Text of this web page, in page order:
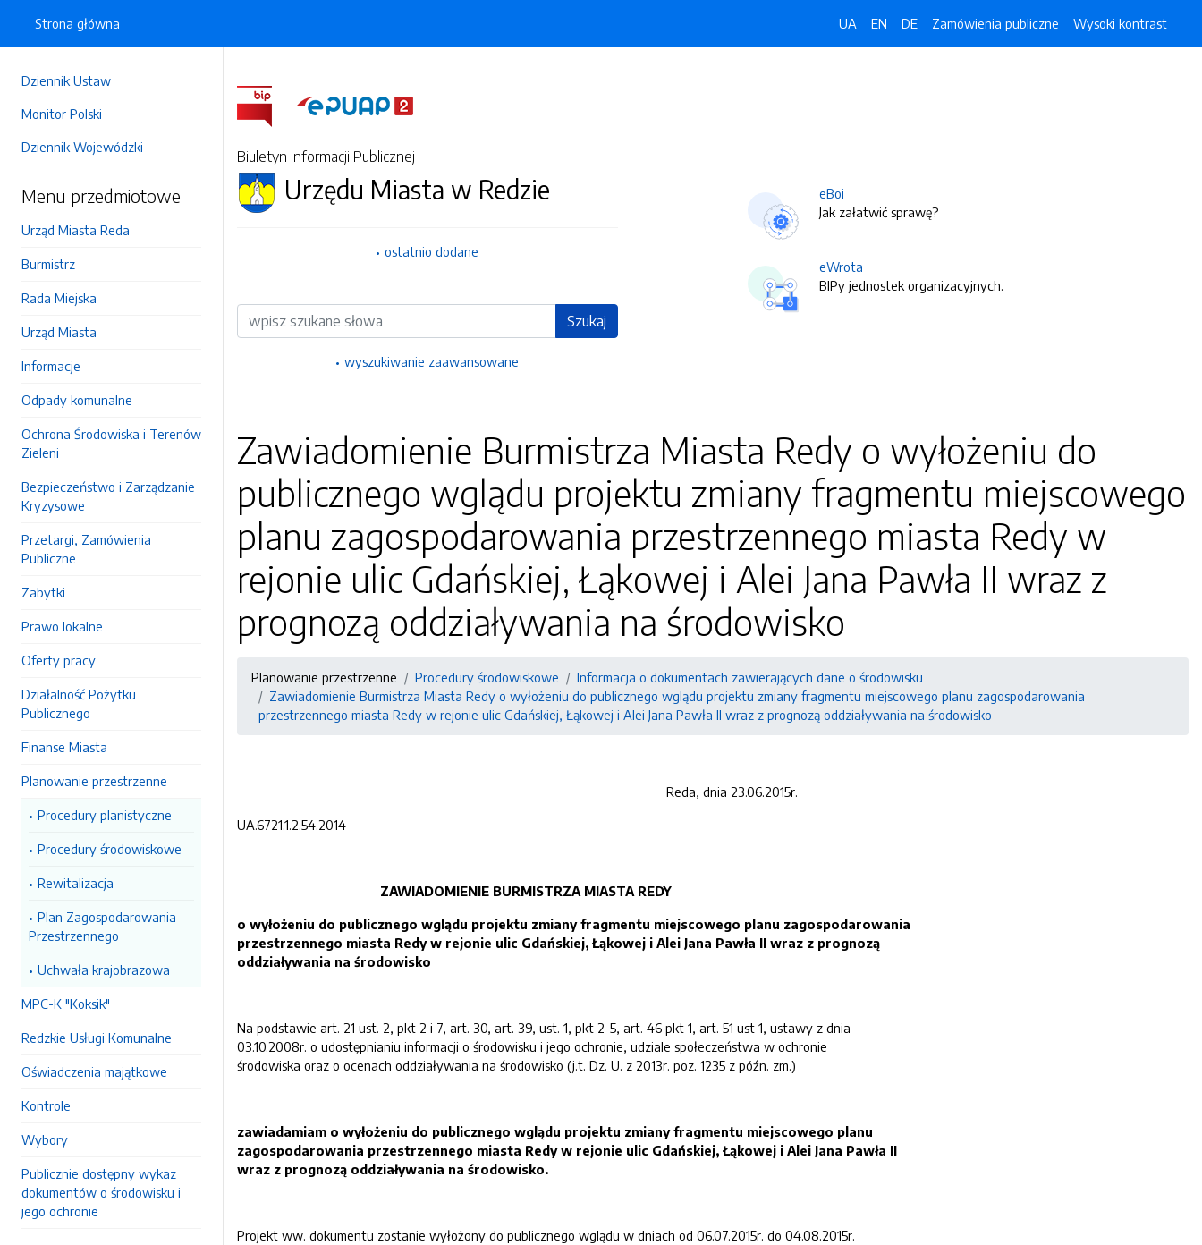
Dziennik Ustaw
Monitor Polski
Dziennik Wojewódzki
Menu przedmiotowe
Urząd Miasta Reda
Burmistrz
Rada Miejska
Urząd Miasta
Informacje
Odpady komunalne
Ochrona Środowiska i Terenów
Zieleni
Bezpieczeństwo i Zarządzanie
Kryzysowe
Przetargi, Zamówienia
Publiczne
Zabytki
Prawo lokalne
Oferty pracy
Działalność Pożytku
Publicznego
Finanse Miasta
Planowanie przestrzenne
Procedury planistyczne
Procedury środowiskowe
Rewitalizacja
Plan Zagospodarowania
Przestrzennego
Uchwała krajobrazowa
MPC-K "Koksik"
Redzkie Usługi Komunalne
Oświadczenia majątkowe
Kontrole
Wybory
Publicznie dostępny wykaz
dokumentów o środowisku i
jego ochronie
Strona główna UA EN DE Zamówienia publiczne Wysoki kontrast
Biuletyn Informacji Publicznej
Urzędu Miasta w Redzie
ostatnio dodane
Wyszukiwarka Szukaj
wyszukiwanie zaawansowane
eBoi
Jak załatwić sprawę?
eWrota
BIPy jednostek organizacyjnych.
Zawiadomienie Burmistrza Miasta Redy o wyłożeniu do
publicznego wglądu projektu zmiany fragmentu miejscowego
planu zagospodarowania przestrzennego miasta Redy w
rejonie ulic Gdańskiej, Łąkowej i Alei Jana Pawła II wraz z
prognozą oddziaływania na środowisko
Planowanie przestrzenne Procedury środowiskowe
Informacja o dokumentach zawierających dane o środowisku
Zawiadomienie Burmistrza Miasta Redy o wyłożeniu do publicznego wglądu projektu zmiany fragmentu miejscowego planu zagospodarowania
przestrzennego miasta Redy w rejonie ulic Gdańskiej, Łąkowej i Alei Jana Pawła II wraz z prognozą oddziaływania na środowisko
Reda, dnia 23.06.2015r.
UA.6721.1.2.54.2014
ZAWIADOMIENIE BURMISTRZA MIASTA REDY
o wyłożeniu do publicznego wglądu projektu zmiany fragmentu miejscowego planu zagospodarowania
przestrzennego miasta Redyw rejonie ulic Gdańskiej, Łąkowej i Alei Jana Pawła II wraz z prognozą
oddziaływania na środowisko
Na podstawie art. 21 ust. 2, pkt 2 i 7, art. 30, art. 39, ust. 1, pkt 2-5, art. 46 pkt 1, art. 51 ust 1, ustawy z dnia
03.10.2008r. o udostępnianiu informacji o środowisku i jego ochronie, udziale społeczeństwa w ochronie
środowiska oraz o ocenach oddziaływania na środowisko (j.t. Dz. U. z 2013r. poz. 1235 z późn. zm.)
zawiadamiam o wyłożeniu do publicznego wglądu projektu zmiany fragmentu miejscowego planu
zagospodarowania przestrzennego miasta Redyw rejonie ulic Gdańskiej, Łąkowej i Alei Jana Pawła II
wraz z prognozą oddziaływania na środowisko.
Projekt ww. dokumentu zostanie wyłożony do publicznego wglądu w dniach od 06.07.2015r. do 04.08.2015r.